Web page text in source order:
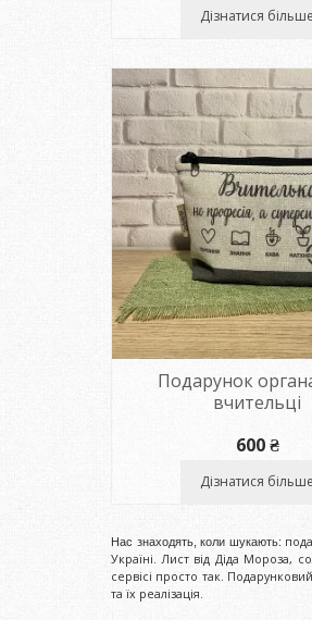
Дізнатися більше
Подарунок
вчительці
600₴
Дізнатися більше
Нас знаходять, коли шукають:
Україні. Лист від Діда Мороза,
сервісі просто так.
та їх реалізація.